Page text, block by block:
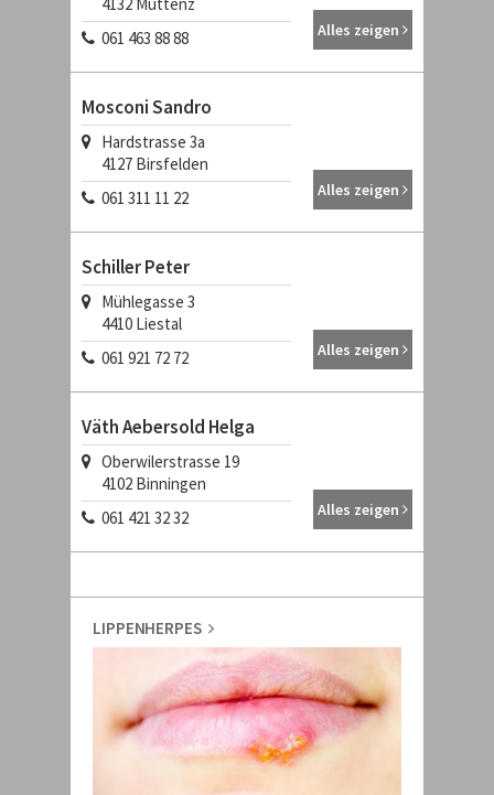
061 463 88 88
Alles zeigen
Mosconi Sandro
Hardstrasse 3a
4127 Birsfelden
061 311 11 22
Alles zeigen
Schiller Peter
Mühlegasse 3
4410 Liestal
061 921 72 72
Alles zeigen
Väth Aebersold Helga
Oberwilerstrasse 19
4102 Binningen
061 421 32 32
Alles zeigen
LIPPENHERPES